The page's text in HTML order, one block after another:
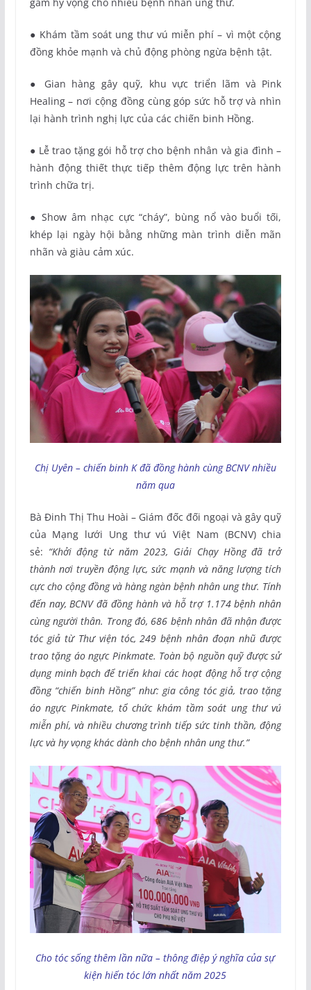
● Khám tầm soát ung thư vú miễn phí – vì một cộng
đồng khỏe mạnh và chủ động phòng ngừa bệnh tật.
● Gian hàng gây quỹ, khu vực triển lãm và Pink
Healing – nơi cộng đồng cùng góp sức hỗ trợ và nhìn
lại hành trình nghị lực của các chiến binh Hồng.
● Lễ trao tặng gói hỗ trợ cho bệnh nhân và gia đình –
hành động thiết thực tiếp thêm động lực trên hành
trình chữa trị.
● Show âm nhạc cực “cháy”, bùng nổ vào buổi tối,
khép lại ngày hội bằng những màn trình diễn mãn
nhãn và giàu cảm xúc.
Chị Uyên – chiến binh K đã đồng hành cùng BCNV nhiều
năm qua
Bà Đinh Thị Thu Hoài – Giám đốc đối ngoại và gây quỹ
của Mạng lưới Ung thư vú Việt Nam (BCNV) chia
sẻ: “Khởi động từ năm 2023, Giải Chạy Hồng đã trở
thành nơi truyền động lực, sức mạnh và năng lượng tích
cực cho cộng đồng và hàng ngàn bệnh nhân ung thư. Tính
đến nay, BCNV đã đồng hành và hỗ trợ 1.174 bệnh nhân
cùng người thân. Trong đó, 686 bệnh nhân đã nhận được
tóc giả từ Thư viện tóc, 249 bệnh nhân đoạn nhũ được
trao tặng áo ngực Pinkmate. Toàn bộ nguồn quỹ được sử
dụng minh bạch để triển khai các hoạt động hỗ trợ cộng
đồng “chiến binh Hồng” như: gia công tóc giả, trao tặng
áo ngực Pinkmate, tổ chức khám tầm soát ung thư vú
miễn phí, và nhiều chương trình tiếp sức tinh thần, động
lực và hy vọng khác dành cho bệnh nhân ung thư.”
Cho tóc sống thêm lần nữa – thông điệp ý nghĩa của sự
kiện hiến tóc lớn nhất năm 2025